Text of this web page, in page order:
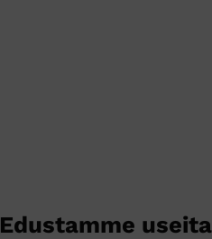
Edustamme